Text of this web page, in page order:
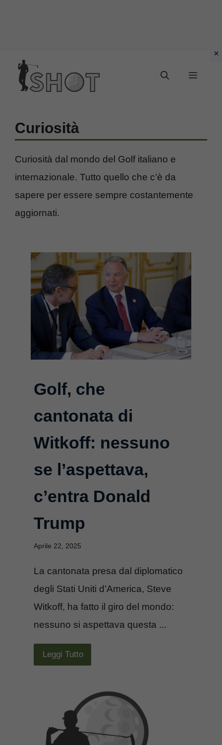
contenuto
Menu
Curiosità
Curiosità dal mondo del Golf italiano e
internazionale. Tutto quello che c’è da
sapere per essere sempre costantemente
aggiornati.
Golf, che
cantonata di
Witkoff: nessuno
se l’aspettava,
c’entra Donald
Trump
Aprile 22, 2025
La cantonata presa dal diplomatico
degli Stati Uniti d’America, Steve
Witkoff, ha fatto il giro del mondo:
nessuno si aspettava questa ...
Leggi Tutto